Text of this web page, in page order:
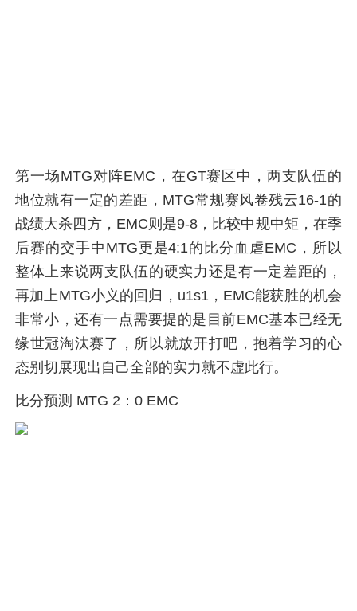
第一场MTG对阵EMC，在GT赛区中，两支队伍的
地位就有一定的差距，MTG常规赛风卷残云16-1的
战绩大杀四方，EMC则是9-8，比较中规中矩，在季
后赛的交手中MTG更是4:1的比分血虐EMC，所以
整体上来说两支队伍的硬实力还是有一定差距的，
再加上MTG小义的回归，u1s1，EMC能获胜的机会
非常小，还有一点需要提的是目前EMC基本已经无
缘世冠淘汰赛了，所以就放开打吧，抱着学习的心
态别切展现出自己全部的实力就不虚此行。
比分预测 MTG 2：0 EMC